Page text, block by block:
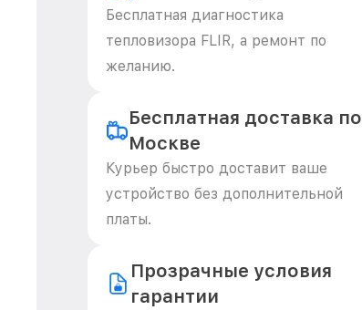
Бесплатная диагностика
тепловизора FLIR, а ремонт по
желанию.
Бесплатная доставка по
Москве
Курьер быстро доставит ваше
устройство без дополнительной
платы.
Прозрачные условия
гарантии